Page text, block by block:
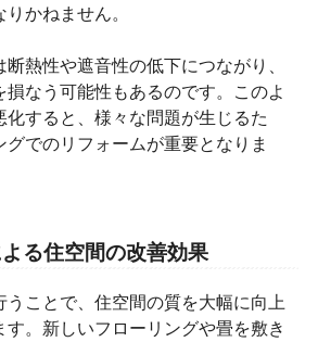
かねません。
熱性や遮音性の低下につながり、
損なう可能性もあるのです。このよ
化すると、様々な問題が生じるた
でのリフォームが重要となりま
る住空間の改善効果
うことで、住空間の質を大幅に向上
す。新しいフローリングや畳を敷き